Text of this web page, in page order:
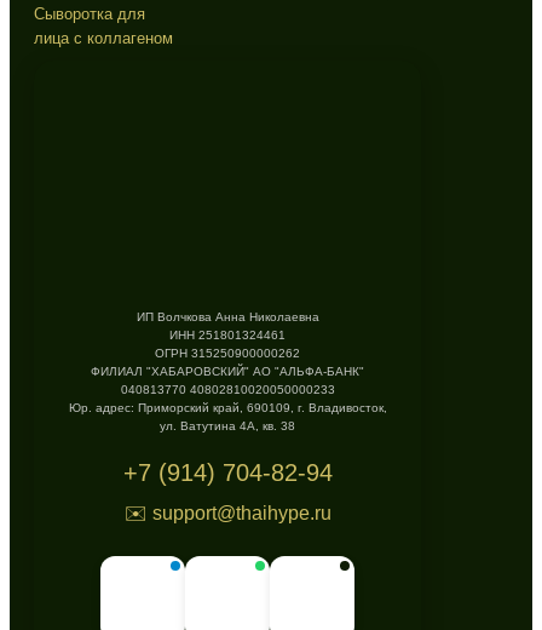
Сыворотка для
лица с коллагеном
ИП Волчкова Анна Николаевна
ИНН 251801324461
ОГРН 315250900000262
ФИЛИАЛ "ХАБАРОВСКИЙ" АО "АЛЬФА-БАНК"
040813770 40802810020050000233
Юр. адрес: Приморский край, 690109, г. Владивосток,
ул. Ватутина 4А, кв. 38
+7 (914) 704-82-94
✉️ support@thaihype.ru